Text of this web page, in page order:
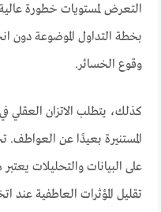
التعرض لمستويات خطورة
بخطة التداول الموضوعة دون
وقوع الخسائر.
كذلك، يتطلب الاتزان العقلي
المستنيرة بعيدًا عن العواطف.
على البيانات والتحليلات
تقليل المؤثرات العاطفية عند